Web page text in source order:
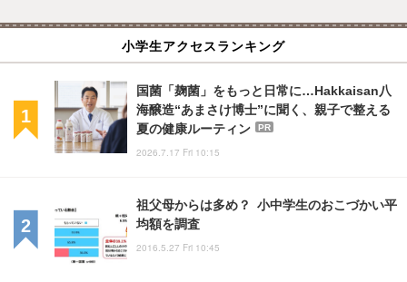
小学生アクセスランキング
国菌「麹菌」をもっと日常に…Hakkaisan八
海醸造“あまさけ博士”に聞く、親子で整える
夏の健康ルーティン
PR
2026.7.17 Fri 10:15
祖父母からは多め？ 小中学生のおこづかい平
均額を調査
2016.5.27 Fri 10:45